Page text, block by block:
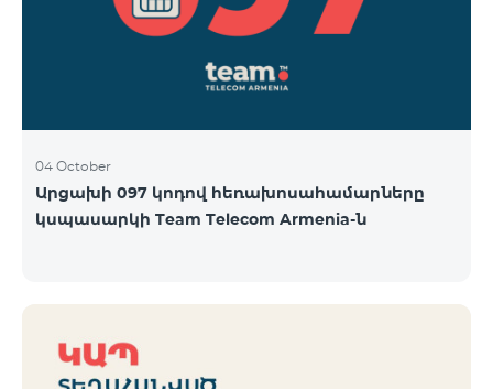
պայմաններին և հրապարակային օֆերտային։
բաժանորդները կօգտվեն «Բի ֆրի 097» հատո
04 October
Արցախի 097 կոդով հեռախոսահամարները
կսպասարկի Team Telecom Armenia-ն